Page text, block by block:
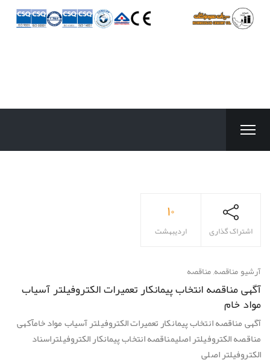
۱۰
اردیبهشت اشتراک گذاری
آرشیو مناقصه مناقصه
آگهی مناقصه انتخاب پیمانکار تعمیرات الکتروفیلتر آسیاب
مواد خام
آگهی مناقصه انتخاب پیمانکار تعمیرات الکتروفیلتر آسیاب مواد خامآکهی
مناقصه الکتروفیلتر اصلیمناقصه انتخاب پیمانکار الکتروفیلتراسناد
الکتروفیلتر اصلی